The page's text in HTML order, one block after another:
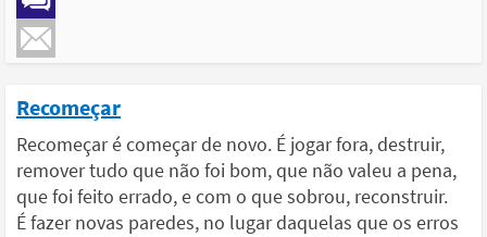
Recomeçar
Recomeçar é começar de novo. É jogar fora, destruir,
remover tudo que não foi bom, que não valeu a pena,
que foi feito errado, e com o que sobrou, reconstruir.
É fazer novas paredes, no lugar daquelas que os erros